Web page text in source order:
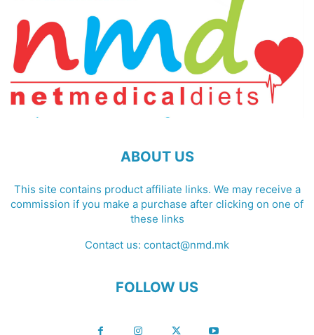
ABOUT US
This site contains product affiliate links. We may receive a
commission if you make a purchase after clicking on one of
these links
Contact us: contact@nmd.mk
FOLLOW US